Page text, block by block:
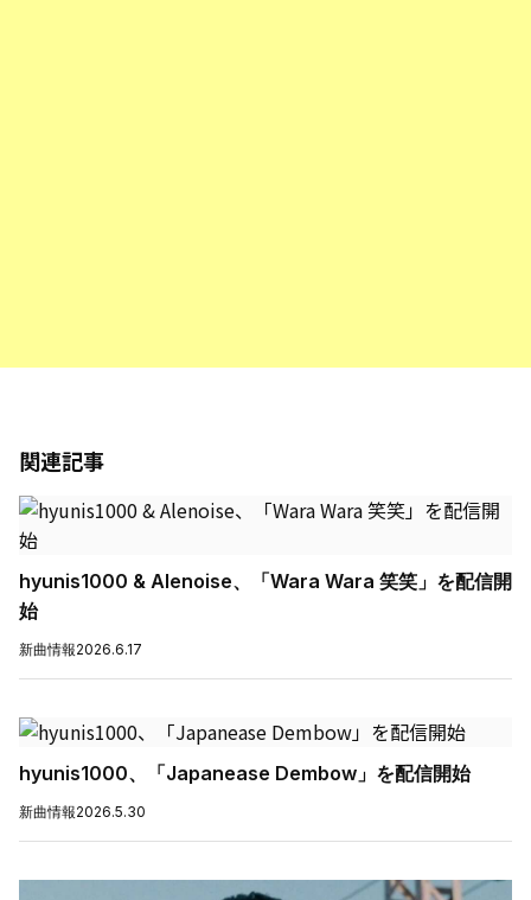
関連記事
hyunis1000 & Alenoise、「Wara Wara 笑笑」を配信開
始
新曲情報2026.6.17
hyunis1000、「Japanease Dembow」を配信開始
新曲情報2026.5.30